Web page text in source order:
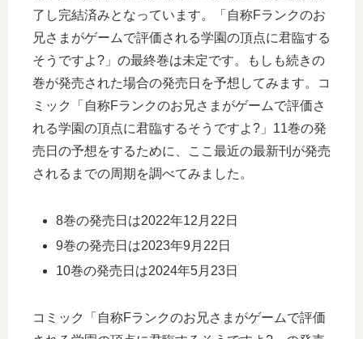
了し完結済みとなっています。「自称Fランクのお
兄さまがゲームで評価される学園の頂点に君臨する
そうですよ?」の最終巻は未定です。もしも続きの
巻が発売された場合の発売日を予想してみます。コ
ミック「自称Fランクのお兄さまがゲームで評価さ
れる学園の頂点に君臨するそうですよ?」11巻の発
売日の予想をするために、ここ最近の最新刊が発売
されるまでの周期を調べてみました。
8巻の発売日は2022年12月22日
9巻の発売日は2023年9月22日
10巻の発売日は2024年5月23日
コミック「自称Fランクのお兄さまがゲームで評価